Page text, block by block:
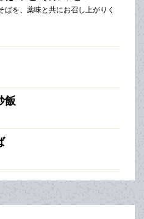
を、薬味と共にお召し上がりく
飯